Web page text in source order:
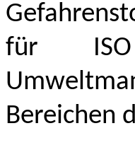
für
Bereichen